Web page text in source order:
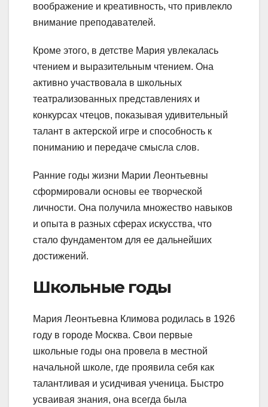
воображение и креативность, что привлекло
внимание преподавателей.
Кроме этого, в детстве Мария увлекалась
чтением и выразительным чтением. Она
активно участвовала в школьных
театрализованных представлениях и
конкурсах чтецов, показывая удивительный
талант в актерской игре и способность к
пониманию и передаче смысла слов.
Ранние годы жизни Марии Леонтьевны
сформировали основы ее творческой
личности. Она получила множество навыков
и опыта в разных сферах искусства, что
стало фундаментом для ее дальнейших
достижений.
Школьные годы
Мария Леонтьевна Климова родилась в 1926
году в городе Москва. Свои первые
школьные годы она провела в местной
начальной школе, где проявила себя как
талантливая и усидчивая ученица. Быстро
усваивая знания, она всегда была